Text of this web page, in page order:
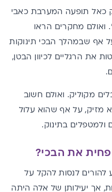
כאל תופעה המערבת כאבי
ואולם מחקרים הראו
אף שבמהלך הבכי תינוקות
את הרגליים לכיוון הבטן,
סובלים מקוליק. ואולם חשוב
מזיק, על אף שהוא עלול
ולמטפלים בתינוק.
את הבכי?
להורים לנסות להקל על
אך יעילותן של אלה היתה